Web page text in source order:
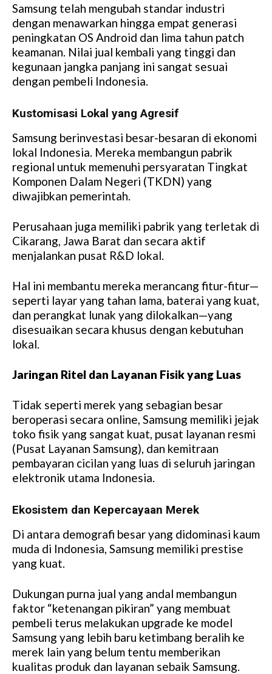
Samsung telah mengubah standar industri
dengan menawarkan hingga empat generasi
peningkatan OS Android dan lima tahun patch
keamanan. Nilai jual kembali yang tinggi dan
kegunaan jangka panjang ini sangat sesuai
dengan pembeli Indonesia.
Kustomisasi Lokal yang Agresif
Samsung berinvestasi besar-besaran di ekonomi
lokal Indonesia. Mereka membangun pabrik
regional untuk memenuhi persyaratan Tingkat
Komponen Dalam Negeri (TKDN) yang
diwajibkan pemerintah.
Perusahaan juga memiliki pabrik yang terletak di
Cikarang, Jawa Barat dan secara aktif
menjalankan pusat R&D lokal.
Hal ini membantu mereka merancang fitur-fitur—
seperti layar yang tahan lama, baterai yang kuat,
dan perangkat lunak yang dilokalkan—yang
disesuaikan secara khusus dengan kebutuhan
lokal.
Jaringan Ritel dan Layanan Fisik yang Luas
Tidak seperti merek yang sebagian besar
beroperasi secara online, Samsung memiliki jejak
toko fisik yang sangat kuat, pusat layanan resmi
(Pusat Layanan Samsung), dan kemitraan
pembayaran cicilan yang luas di seluruh jaringan
elektronik utama Indonesia.
Ekosistem dan Kepercayaan Merek
Di antara demografi besar yang didominasi kaum
muda di Indonesia, Samsung memiliki prestise
yang kuat.
Dukungan purna jual yang andal membangun
faktor “ketenangan pikiran” yang membuat
pembeli terus melakukan upgrade ke model
Samsung yang lebih baru ketimbang beralih ke
merek lain yang belum tentu memberikan
kualitas produk dan layanan sebaik Samsung.